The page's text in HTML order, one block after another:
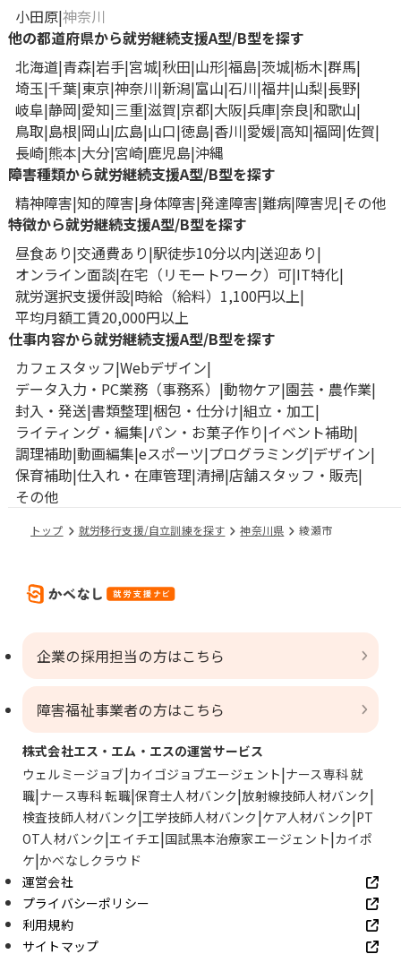
小田原 神奈川
他の都道府県から就労継続支援A型/B型を探す
北海道 青森 岩手 宮城 秋田 山形 福島 茨城 栃木 群馬
埼玉 千葉 東京 神奈川 新潟 富山 石川 福井 山梨 長野
岐阜 静岡 愛知 三重 滋賀 京都 大阪 兵庫 奈良 和歌山
鳥取 島根 岡山 広島 山口 徳島 香川 愛媛 高知 福岡 佐賀
長崎 熊本 大分 宮崎 鹿児島 沖縄
障害種類から就労継続支援A型/B型を探す
精神障害 知的障害 身体障害 発達障害 難病 障害児 その他
特徴から就労継続支援A型/B型を探す
昼食あり 交通費あり 駅徒歩10分以内 送迎あり
オンライン面談 在宅（リモートワーク）可 IT特化
就労選択支援併設 時給（給料）1,100円以上
平均月額工賃20,000円以上
仕事内容から就労継続支援A型/B型を探す
カフェスタッフ Webデザイン
データ入力・PC業務（事務系）
動物ケア 園芸・農作業
封入・発送 書類整理 梱包・仕分け 組立・加工
ライティング・編集 パン・お菓子作り イベント補助
調理補助 動画編集 eスポーツ プログラミング デザイン
保育補助 仕入れ・在庫管理 清掃 店舗スタッフ・販売
その他
トップ 就労移行支援/自立訓練を探す 神奈川県 綾瀬市
企業の採用担当の方はこちら
障害福祉事業者の方はこちら
株式会社エス・エム・エスの運営サービス
ウェルミージョブ カイゴジョブエージェント ナース専科 就
職 ナース専科 転職 保育士人材バンク 放射線技師人材バンク
検査技師人材バンク 工学技師人材バンク ケア人材バンク PT
OT人材バンク エイチエ 国試黒本治療家エージェント カイポ
ケ かべなしクラウド
運営会社
プライバシーポリシー
利用規約
サイトマップ